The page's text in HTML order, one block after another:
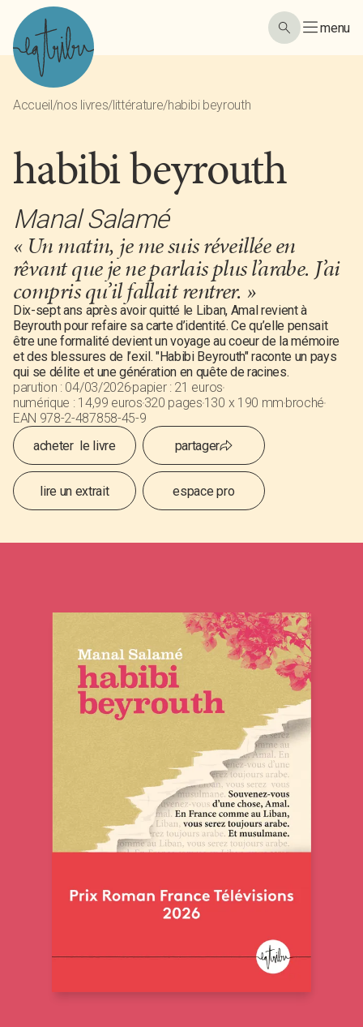
menu
Accueil/nos livres/littérature/habibi beyrouth
habibi beyrouth
Manal Salamé
« Un matin, je me suis réveillée en
rêvant que je ne parlais plus l’arabe. J’ai
compris qu’il fallait rentrer. »
Dix-sept ans après avoir quitté le Liban, Amal revient à
Beyrouth pour refaire sa carte d’identité. Ce qu’elle pensait
être une formalité devient un voyage au coeur de la mémoire
et des blessures de l’exil. "Habibi Beyrouth" raconte un pays
qui se délite et une génération en quête de racines.
parution : 04/03/2026papier : 21 euros
numérique : 14,99 euros320 pages130 x 190 mmbroché
EAN 978-2-487858-45-9
acheter le livre
partager
lire un extrait espace pro